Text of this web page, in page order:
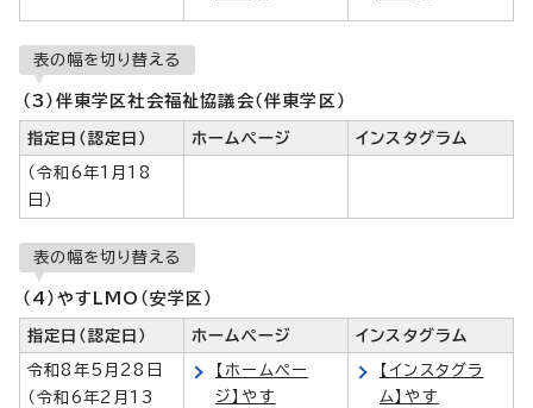
表の幅を切り替える
（3）伴東学区社会福祉協議会（伴東学区）
指定日（認定日） ホームページ インスタグラム
（令和6年1月18
日）
表の幅を切り替える
（4）やすLMO（安学区）
指定日（認定日） ホームページ インスタグラム
令和8年5月28日
（令和6年2月13
【ホームペー
ジ】やす
【インスタグラ
ム】やす